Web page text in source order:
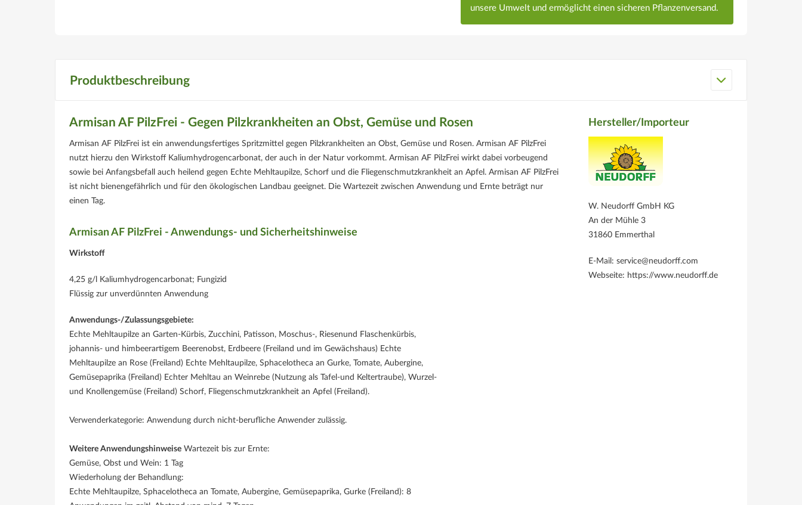
unsere Umwelt und ermöglicht einen sicheren Pflanzenversand.
Produktbeschreibung
Armisan AF PilzFrei - Gegen Pilzkrankheiten an Obst, Gemüse und Rosen
Armisan AF PilzFrei ist ein anwendungsfertiges Spritzmittel gegen Pilzkrankheiten an Obst, Gemüse und Rosen. Armisan AF PilzFrei
nutzt hierzu den Wirkstoff Kaliumhydrogencarbonat, der auch in der Natur vorkommt. Armisan AF PilzFrei wirkt dabei vorbeugend
sowie bei Anfangsbefall auch heilend gegen Echte Mehltaupilze, Schorf und die Fliegenschmutzkrankheit an Apfel. Armisan AF PilzFrei
ist nicht bienengefährlich und für den ökologischen Landbau geeignet. Die Wartezeit zwischen Anwendung und Ernte beträgt nur
einen Tag.
Armisan AF PilzFrei - Anwendungs- und Sicherheitshinweise
Wirkstoff
4,25 g/l Kaliumhydrogencarbonat; Fungizid
Flüssig zur unverdünnten Anwendung
Anwendungs-/Zulassungsgebiete:
Echte Mehltaupilze an Garten-Kürbis, Zucchini, Patisson, Moschus-, Riesenund Flaschenkürbis,
johannis- und himbeerartigem Beerenobst, Erdbeere (Freiland und im Gewächshaus) Echte
Mehltaupilze an Rose (Freiland) Echte Mehltaupilze, Sphacelotheca an Gurke, Tomate, Aubergine,
Gemüsepaprika (Freiland) Echter Mehltau an Weinrebe (Nutzung als Tafel-und Keltertraube), Wurzel-
und Knollengemüse (Freiland) Schorf, Fliegenschmutzkrankheit an Apfel (Freiland).
Verwenderkategorie: Anwendung durch nicht-berufliche Anwender zulässig.
Weitere Anwendungshinweise Wartezeit bis zur Ernte:
Gemüse, Obst und Wein: 1 Tag
Wiederholung der Behandlung:
Echte Mehltaupilze, Sphacelotheca an Tomate, Aubergine, Gemüsepaprika, Gurke (Freiland): 8
Hersteller/Importeur
W. Neudorff GmbH KG
An der Mühle 3
31860 Emmerthal
E-Mail: service@neudorff.com
Webseite: https://www.neudorff.de